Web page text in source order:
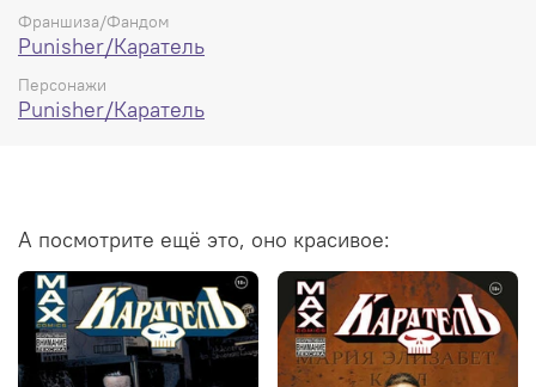
Франшиза/Фандом
Punisher/Каратель
Персонажи
Punisher/Каратель
А посмотрите ещё это, оно красивое: